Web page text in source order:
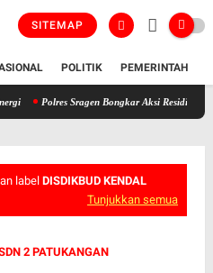
SITEMAP
POLITIK PEMERINTAH
AKBP Ratna Siap Lanjutkan Program dan
label DISDIKBUD KENDAL
Tunjukkan semua
2 PATUKANGAN